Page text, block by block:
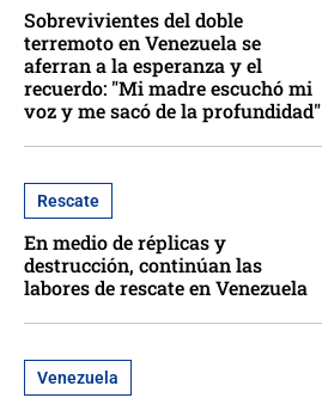
Sobrevivientes del doble
terremoto en Venezuela se
aferran a la esperanza y el
recuerdo: "Mi madre escuchó mi
voz y me sacó de la profundidad"
Rescate
En medio de réplicas y
destrucción, continúan las
labores de rescate en Venezuela
Venezuela